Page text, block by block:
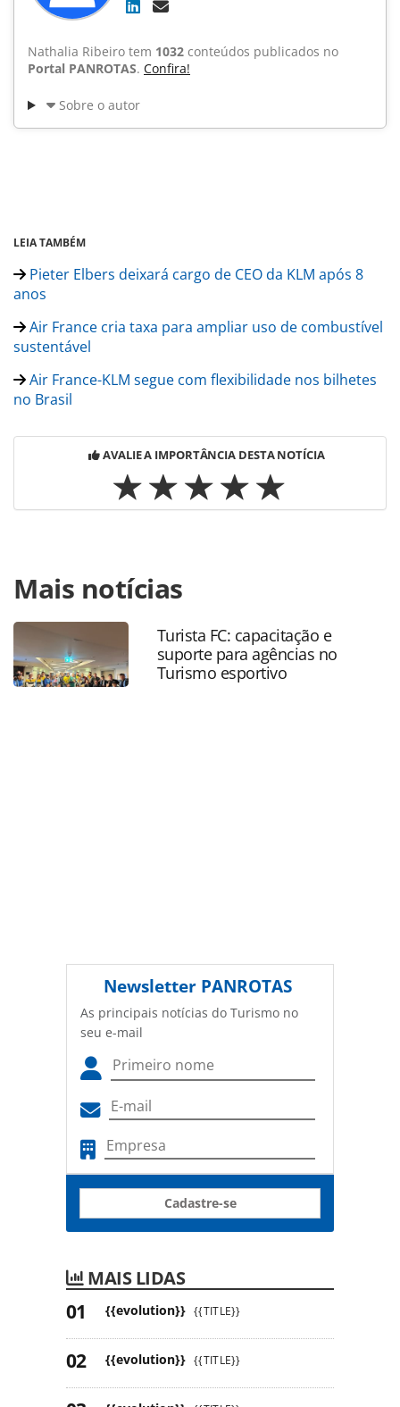
Nathalia Ribeiro tem 1032 conteúdos publicados no
Portal PANROTAS. Confira!
Sobre o autor
LEIA TAMBÉM
Pieter Elbers deixará cargo de CEO da KLM após 8
anos
Air France cria taxa para ampliar uso de combustível
sustentável
Air France-KLM segue com flexibilidade nos bilhetes
no Brasil
AVALIE A IMPORTÂNCIA DESTA NOTÍCIA
https://www.panrotas.com.br/aviacao/empresas/2022/01/
france-lanca-nova-colecao-de-comfort-kit-
ecorresponsavel_186922.html ou as ferramentas
oferecidas na página. Todo o conteúdo produzido pela
PANROTAS Editora é protegido pela legislação brasileira
sobre direito autoral. Não reproduza o conteúdo sem
Mais notícias
Turista FC: capacitação e
suporte para agências no
Turismo esportivo
Newsletter PANROTAS
As principais notícias do Turismo no
seu e-mail
Cadastre-se
MAIS LIDAS
{{evolution}} {{TITLE}}
{{evolution}} {{TITLE}}